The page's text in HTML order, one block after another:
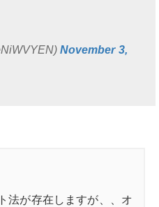
November 3,
法が存在しますが、、オ